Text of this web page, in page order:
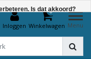
Inloggen
0
Winkelwagen Menu
Is dat akkoord?